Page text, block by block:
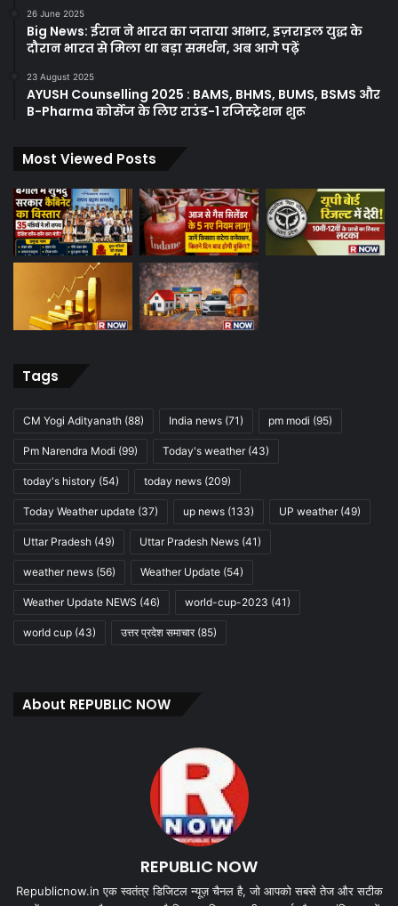
26 June 2025
Big News: ईरान ने भारत का जताया आभार, इज़राइल युद्ध के
दौरान भारत से मिला था बड़ा समर्थन, अब आगे पढ़ें
23 August 2025
AYUSH Counselling 2025 : BAMS, BHMS, BUMS, BSMS और
B-Pharma कोर्सेज के लिए राउंड-1 रजिस्ट्रेशन शुरू
Most Viewed Posts
Tags
CM Yogi Adityanath (88) India news (71) pm modi (95)
Pm Narendra Modi (99) Today's weather(43)
today's history (54) today news (209)
Today Weather update (37) up news (133) UP weather(49)
Uttar Pradesh (49) Uttar Pradesh News (41)
weather news (56) Weather Update (54)
Weather Update NEWS (46) world-cup-2023 (41)
world cup (43) उत्तर प्रदेश समाचार(85)
About REPUBLIC NOW
REPUBLIC NOW
Republicnow.in एक स्वतंत्र डिजिटल न्यूज़ चैनल है, जो आपको सबसे तेज और सटीक